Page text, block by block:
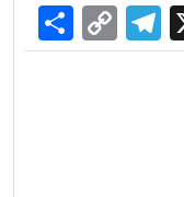
X
Link